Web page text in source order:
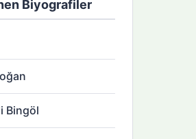
Biyografiler
Bingöl